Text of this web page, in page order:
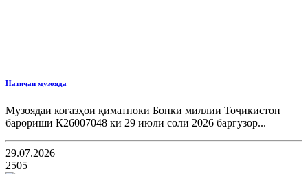
Натиҷаи музояда
Музоядаи коғазҳои қиматноки Бонки миллии Тоҷикистон
барориши К26007048 ки 29 июли соли 2026 баргузор...
29.07.2026
2505